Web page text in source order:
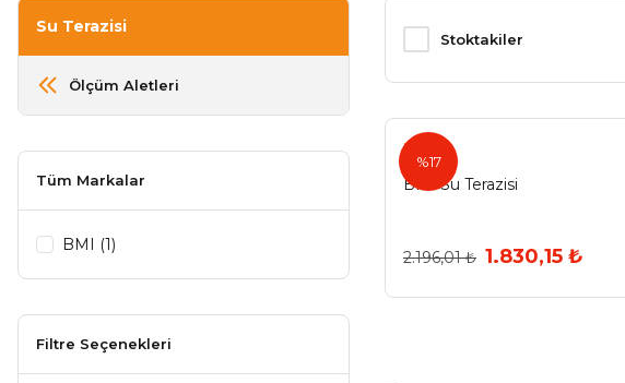
Su Terazisi
Ölçüm Aletleri
Tüm Markalar
BMI (1)
Filtre Seçenekleri
Stoktakiler
%17
BMI
BMI Su Terazisi
2.196,01 ₺ 1.830,15 ₺